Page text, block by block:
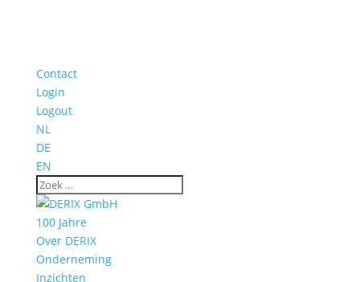
Contact
Login
Logout
NL
DE
EN
100 Jahre
Over DERIX
Onderneming
Inzichten